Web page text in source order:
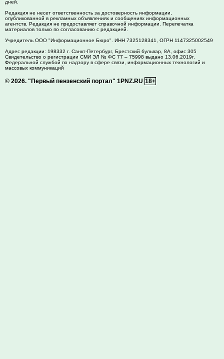
дней.
Редакция не несет ответственность за достоверность информации,
опубликованной в рекламных объявлениях и сообщениях информационных
агентств. Редакция не предоставляет справочной информации. Перепечатка
материалов только по согласованию с редакцией.
Учредитель ООО "Информационное Бюро". ИНН 7325128341, ОГРН 1147325002549
Адрес редакции: 198332 г. Санкт-Петербург, Брестский бульвар, 8А, офис 305
Свидетельство о регистрации СМИ ЭЛ № ФС 77 – 75998 выдано 13.06.2019г.
Федеральной службой по надзору в сфере связи, информационных технологий и
массовых коммуникаций
© 2026. "Первый пензенский портал" 1PNZ.RU 18+